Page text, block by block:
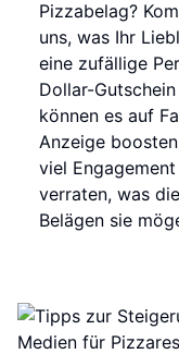
Pizzabelag?
uns, was Ihr
eine zufällige
Dollar-
können es auf
Anzeige
viel
verraten, was
Belägen sie